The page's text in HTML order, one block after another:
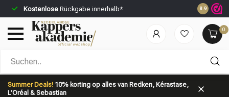
Kostenlose Rückgabe innerhalb* Vor 23:59
8.9
0
Summer Deals! 10% korting op alles van Redken, Kérastase,
L’Oréal & Sebastian
Nach welcher Kategorie suchst du?